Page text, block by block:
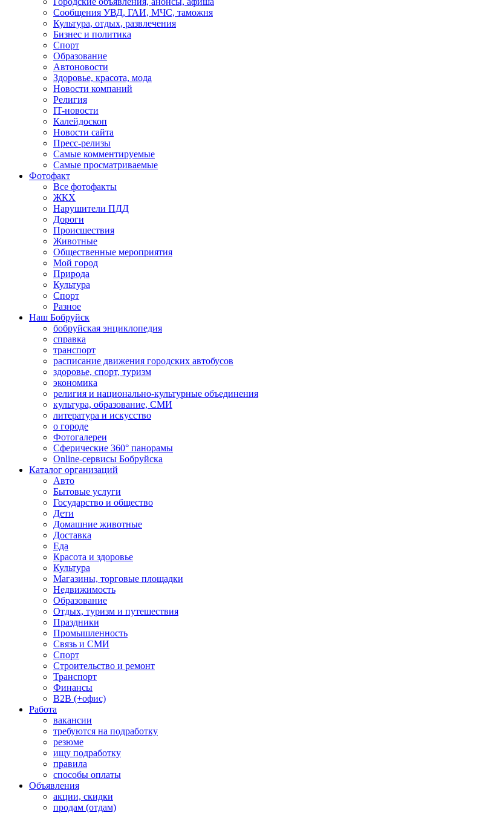
Сообщения УВД, ГАИ, МЧС, таможня
Культура, отдых, развлечения
Бизнес и политика
Спорт
Образование
Автоновости
Здоровье, красота, мода
Новости компаний
Религия
IT-новости
Калейдоскоп
Новости сайта
Пресс-релизы
Самые комментируемые
Самые просматриваемые
Фотофакт
Все фотофакты
ЖКХ
Нарушители ПДД
Дороги
Происшествия
Животные
Общественные мероприятия
Мой город
Природа
Культура
Спорт
Разное
Наш Бобруйск
бобруйская энциклопедия
справка
транспорт
расписание движения городских автобусов
здоровье, спорт, туризм
экономика
религия и национально-культурные объединения
культура, образование, СМИ
литература и искусство
о городе
Фотогалереи
Сферические 360° панорамы
Online-сервисы Бобруйска
Каталог организаций
Авто
Бытовые услуги
Государство и общество
Дети
Домашние животные
Доставка
Еда
Красота и здоровье
Культура
Магазины, торговые площадки
Недвижимость
Образование
Отдых, туризм и путешествия
Праздники
Промышленность
Связь и СМИ
Спорт
Строительство и ремонт
Транспорт
Финансы
B2B (+офис)
Работа
вакансии
требуются на подработку
резюме
ищу подработку
правила
способы оплаты
Объявления
акции, скидки
продам (отдам)